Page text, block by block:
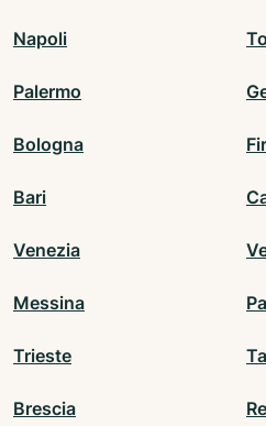
Napoli
Palermo
Bologna
Bari
Venezia
Messina
Trieste
Brescia